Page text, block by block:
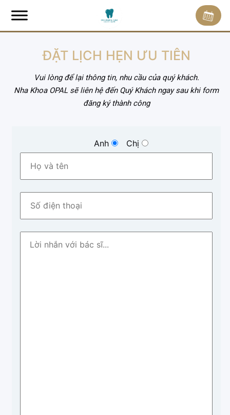
ĐẶT LỊCH HẸN ƯU TIÊN
Vui lòng để lại thông tin, nhu cầu của quý khách.
Nha Khoa OPAL sẽ liên hệ đến Quý Khách ngay sau khi form
đăng ký thành công
Anh Chị